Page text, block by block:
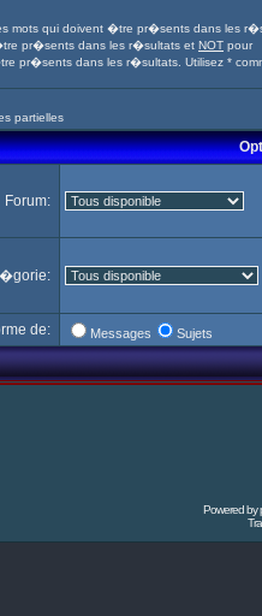
mots qui doivent �tre pr�sents dans les
pr�sents dans les r�sultats et NOT pour
pr�sents dans les r�sultats. Utilisez *
partielles
Forum:
de: Messages Sujets
Powered by